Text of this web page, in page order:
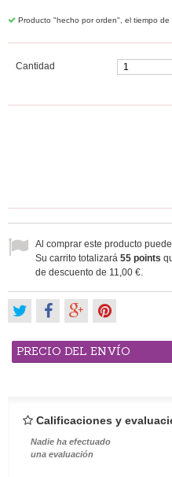
Producto "hecho por orden", el tiempo
Cantidad
Al comprar este producto
Su carrito totalizará 55 points
de descuento de 11,00 €
PRECIO DEL ENVÍO
Calificaciones y
Nadie ha efectuado
una evaluación